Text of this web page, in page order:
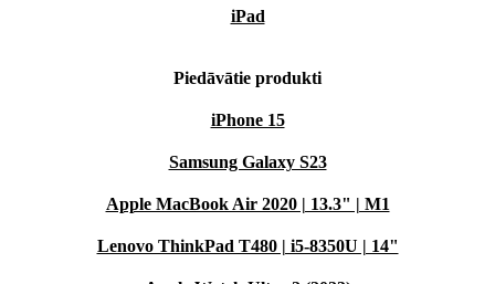
iPad
Piedāvātie produkti
iPhone 15
Samsung Galaxy S23
Apple MacBook Air 2020 | 13.3" | M1
Lenovo ThinkPad T480 | i5-8350U | 14"